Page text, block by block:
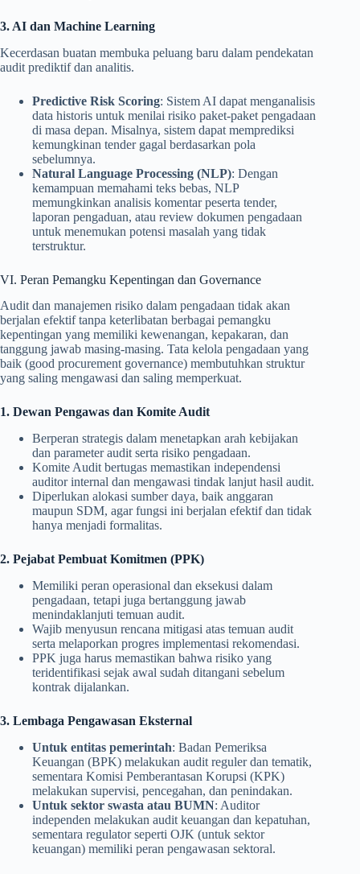
3. AI dan Machine Learning
Kecerdasan buatan membuka peluang baru dalam pendekatan
audit prediktif dan analitis.
Predictive Risk Scoring: Sistem AI dapat menganalisis
data historis untuk menilai risiko paket-paket pengadaan
di masa depan. Misalnya, sistem dapat memprediksi
kemungkinan tender gagal berdasarkan pola
sebelumnya.
Natural Language Processing (NLP): Dengan
kemampuan memahami teks bebas, NLP
memungkinkan analisis komentar peserta tender,
laporan pengaduan, atau review dokumen pengadaan
untuk menemukan potensi masalah yang tidak
terstruktur.
VI. Peran Pemangku Kepentingan dan Governance
Audit dan manajemen risiko dalam pengadaan tidak akan
berjalan efektif tanpa keterlibatan berbagai pemangku
kepentingan yang memiliki kewenangan, kepakaran, dan
tanggung jawab masing-masing. Tata kelola pengadaan yang
baik (good procurement governance) membutuhkan struktur
yang saling mengawasi dan saling memperkuat.
1. Dewan Pengawas dan Komite Audit
Berperan strategis dalam menetapkan arah kebijakan
dan parameter audit serta risiko pengadaan.
Komite Audit bertugas memastikan independensi
auditor internal dan mengawasi tindak lanjut hasil audit.
Diperlukan alokasi sumber daya, baik anggaran
maupun SDM, agar fungsi ini berjalan efektif dan tidak
hanya menjadi formalitas.
2. Pejabat Pembuat Komitmen (PPK)
Memiliki peran operasional dan eksekusi dalam
pengadaan, tetapi juga bertanggung jawab
menindaklanjuti temuan audit.
Wajib menyusun rencana mitigasi atas temuan audit
serta melaporkan progres implementasi rekomendasi.
PPK juga harus memastikan bahwa risiko yang
teridentifikasi sejak awal sudah ditangani sebelum
kontrak dijalankan.
3. Lembaga Pengawasan Eksternal
Untuk entitas pemerintah: Badan Pemeriksa
Keuangan (BPK) melakukan audit reguler dan tematik,
sementara Komisi Pemberantasan Korupsi (KPK)
melakukan supervisi, pencegahan, dan penindakan.
Untuk sektor swasta atau BUMN: Auditor
independen melakukan audit keuangan dan kepatuhan,
sementara regulator seperti OJK (untuk sektor
keuangan) memiliki peran pengawasan sektoral.